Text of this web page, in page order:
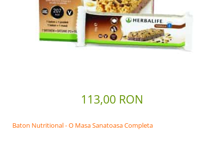
Gateste cu Herbalife
Sport & Fitness
Energie pentru Intreaga Zi cu
Ingrijirea Corpului
113,00 RON
Baton Nutritional - O Masa Sanatoasa Completa